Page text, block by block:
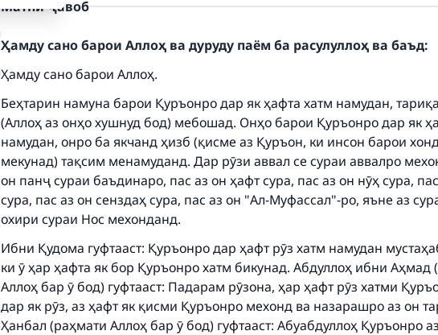
Матни ҷавоб
Ҳамду сано барои Аллоҳ ва дуруду паём ба расулуллоҳ ва баъд:
Ҳамду сано барои Аллоҳ.
Беҳтарин намуна барои Қуръонро дар як ҳафта хатм намудан,
(Аллоҳ аз онҳо хушнуд бод) мебошад. Онҳо барои Қуръонро дар як
намудан, онро ба якчанд ҳизб (қисме аз Қуръон, ки инсон барои
мекунад) тақсим менамуданд. Дар рӯзи аввал се сураи аввалро
он панҷ сураи баъдинаро, пас аз он ҳафт сура, пас аз он нӯҳ сура,
сура, пас аз он сенздаҳ сура, пас аз он "Ал-Муфассал"-ро, яъне аз
охири сураи Нос мехонданд.
Ибни Қудома гуфтааст: Қуръонро дар ҳафт рӯз хатм намудан
ки ӯ ҳар ҳафта як бор Қуръонро хатм бикунад. Абдуллоҳ ибни Аҳмад
Аллоҳ бар ӯ бод) гуфтааст: Падарам рӯзона, ҳар ҳафт рӯз хатми
дар як рӯз, аз ҳафт як қисми Қуръонро мехонд ва назарашро аз он
Ҳанбал (раҳмати Аллоҳ бар ӯ бод) гуфтааст: Абуабдуллоҳ Қуръонро